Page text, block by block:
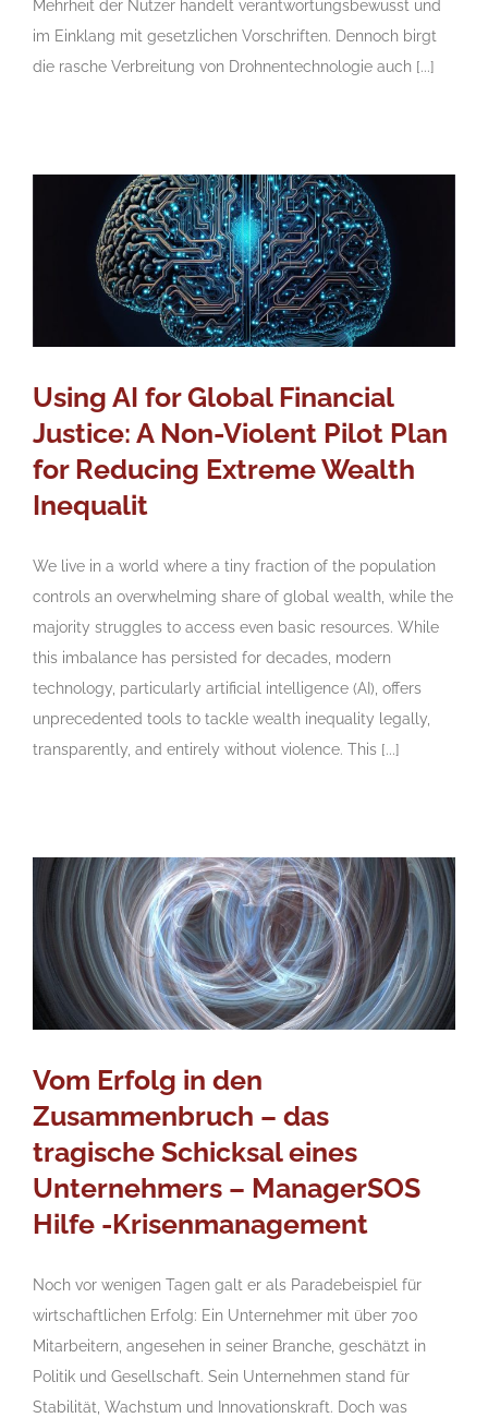
Mehrheit der Nutzer handelt verantwortungsbewusst und
im Einklang mit gesetzlichen Vorschriften. Dennoch birgt
die rasche Verbreitung von Drohnentechnologie auch [...]
Using AI for Global Financial
Justice: A Non-Violent Pilot Plan
for Reducing Extreme Wealth
Inequalit
We live in a world where a tiny fraction of the population
controls an overwhelming share of global wealth, while the
majority struggles to access even basic resources. While
this imbalance has persisted for decades, modern
technology, particularly artificial intelligence (AI), offers
unprecedented tools to tackle wealth inequality legally,
transparently, and entirely without violence. This [...]
Vom Erfolg in den
Zusammenbruch – das
tragische Schicksal eines
Unternehmers – ManagerSOS
Hilfe -Krisenmanagement
Noch vor wenigen Tagen galt er als Paradebeispiel für
wirtschaftlichen Erfolg: Ein Unternehmer mit über 700
Mitarbeitern, angesehen in seiner Branche, geschätzt in
Politik und Gesellschaft. Sein Unternehmen stand für
Stabilität, Wachstum und Innovationskraft. Doch was